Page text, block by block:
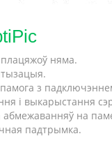
няма.
з
і выкарыстання
абмежаванняў на
падтрымка.